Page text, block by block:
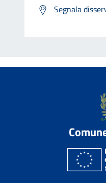
Segnala